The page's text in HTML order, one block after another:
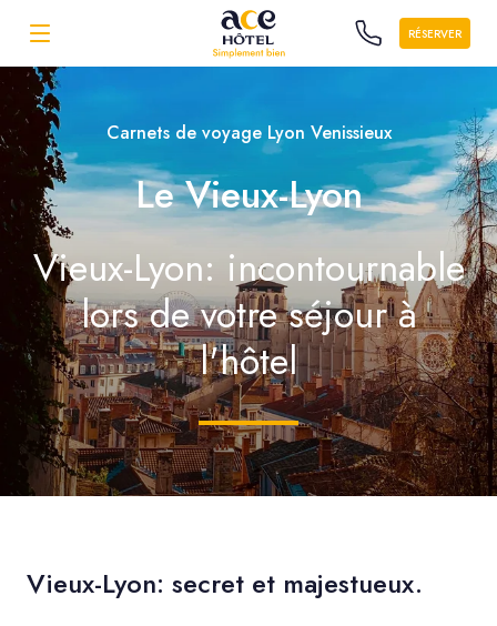
RÉSERVER
Carnets de voyage Lyon Venissieux
Le Vieux-Lyon
Vieux-Lyon: incontournable
lors de votre séjour à
l'hôtel
Vieux-Lyon: secret et majestueux.